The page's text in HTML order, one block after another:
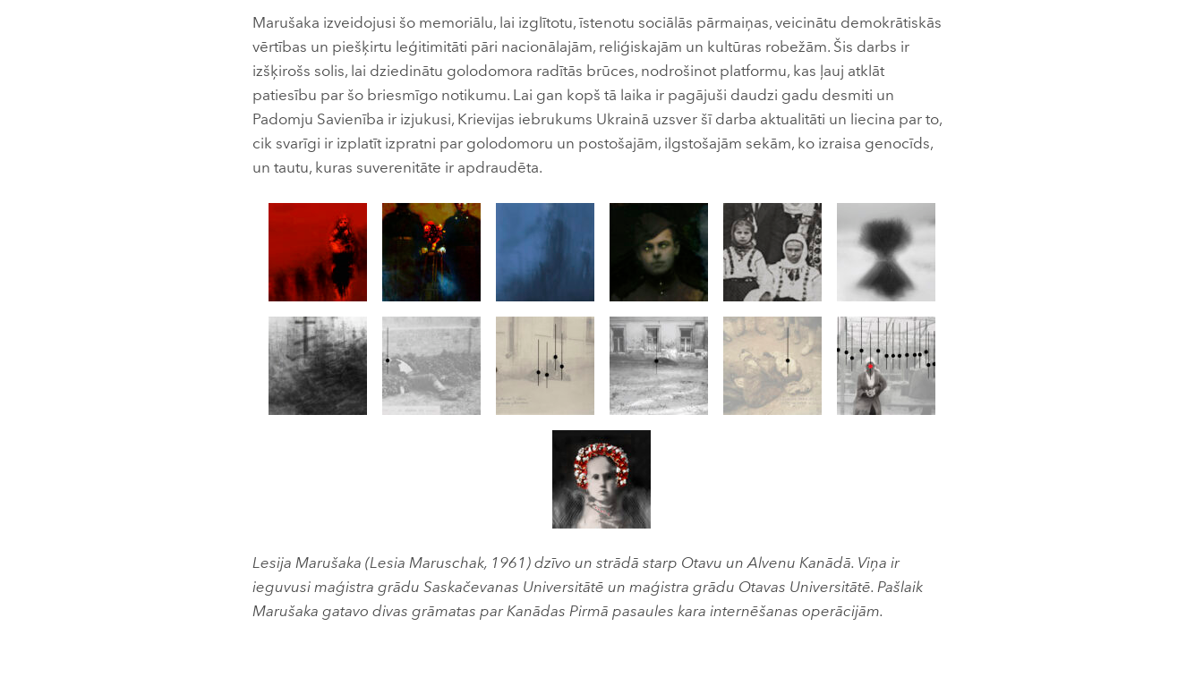
Marušaka izveidojusi šo memoriālu, lai izglītotu, īstenotu sociālās pārmaiņas, veicinātu demokrātiskās
vērtības un piešķirtu leģitimitāti pāri nacionālajām, reliģiskajām un kultūras robežām. Šis darbs ir
izšķirošs solis, lai dziedinātu golodomora radītās brūces, nodrošinot platformu, kas ļauj atklāt
patiesību par šo briesmīgo notikumu. Lai gan kopš tā laika ir pagājuši daudzi gadu desmiti un
Padomju Savienība ir izjukusi, Krievijas iebrukums Ukrainā uzsver šī darba aktualitāti un liecina par to,
cik svarīgi ir izplatīt izpratni par golodomoru un postošajām, ilgstošajām sekām, ko izraisa genocīds,
un tautu, kuras suverenitāte ir apdraudēta.
Lesija Marušaka (Lesia Maruschak, 1961) dzīvo un strādā starp Otavu un Alvenu Kanādā. Viņa ir
ieguvusi maģistra grādu Saskačevanas Universitātē un maģistra grādu Otavas Universitātē. Pašlaik
Marušaka gatavo divas grāmatas par Kanādas Pirmā pasaules kara internēšanas operācijām.